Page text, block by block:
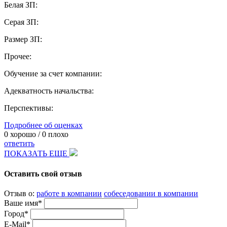
Белая ЗП:
Серая ЗП:
Размер ЗП:
Прочее:
Обучение за счет компании:
Адекватность начальства:
Перспективы:
Подробнее об оценках
0 хорошо /0 плохо
ответить
ПОКАЗАТЬ ЕЩЕ
Оставить свой отзыв
Отзыв о: работе в компании собеседовании в компании
Ваше имя*
Город*
E-Mail*